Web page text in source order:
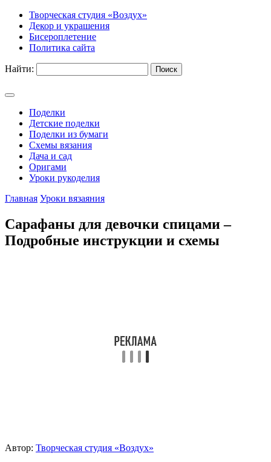
Творческая студия «Воздух»
Декор и украшения
Бисероплетение
Политика сайта
Найти:
Поделки
Детские поделки
Поделки из бумаги
Схемы вязания
Дача и сад
Оригами
Уроки рукоделия
Главная Уроки вязаяния
Сарафаны для девочки спицами –
Подробные инструкции и схемы
Автор: Творческая студия «Воздух»